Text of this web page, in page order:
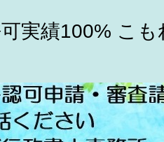
実績100% こ